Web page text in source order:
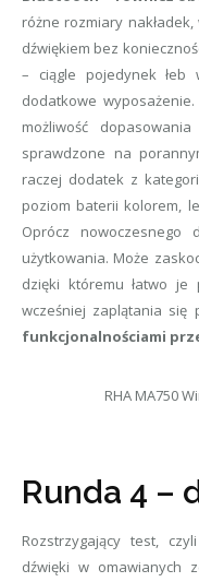
różne rozmiary
dźwiękiem bez
– ciągle pojedynek łeb
dodatkowe
możliwość
sprawdzone na
raczej dodatek z
poziom baterii kolorem,
Oprócz
użytkowania. Może
dzięki któremu łatwo je
wcześniej zaplątania się
funkcjonalnościami
RHA MA750
Runda 4 –
Rozstrzygający test,
dźwięki w omawianych